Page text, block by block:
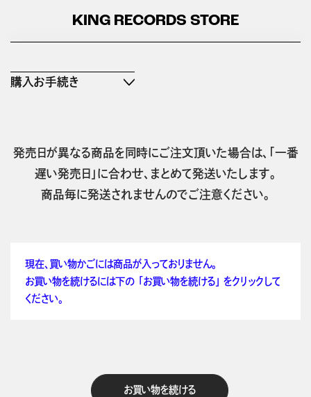
KING RECORDS STORE
購入お手続き
発売日が異なる商品を同時にご注文頂いた場合は、「一番
遅い発売日」に合わせ、まとめて発送いたします。
商品毎に発送されませんのでご注意ください。
現在、買い物かごには商品が入っておりません。
お買い物を続けるには下の 「お買い物を続ける」 をクリックして
ください。
お買い物を続ける